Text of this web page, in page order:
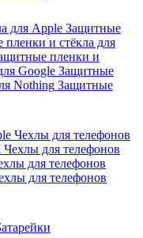
для Apple Защитные
и стёкла для
пленки и
Google Защитные
Nothing Защитные
Чехлы для телефонов
Чехлы для телефонов
для телефонов
для телефонов